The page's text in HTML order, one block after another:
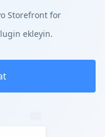
Storefront for
ekleyin.